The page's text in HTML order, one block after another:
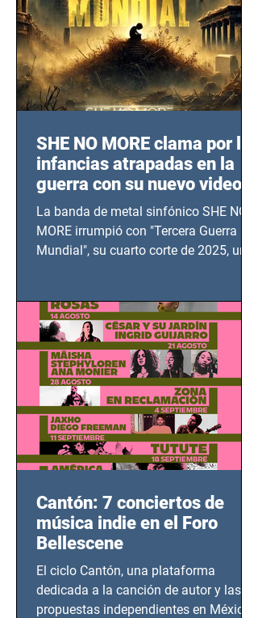
SHE NO MORE clama por las
infancias atrapadas en la
guerra con su nuevo video
TERCERA GUERRA
MUNDIAL
La banda de metal sinfónico SHE NO
MORE irrumpió con "Tercera Guerra
Mundial", su cuarto corte de 2025, un
bélicos.
Cantón: 7 conciertos de
música indie en el Foro
Bellescene
El ciclo Cantón, una plataforma
dedicada a la canción de autor y las
propuestas independientes en México,